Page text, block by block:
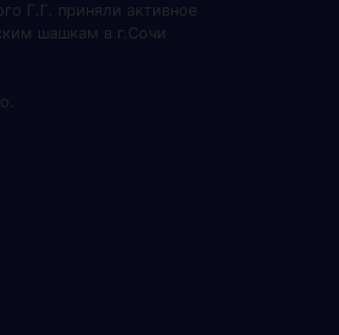
Г.Г. приняли активное
шашкам в г.Сочи